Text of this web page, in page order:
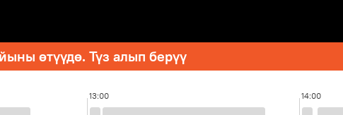
өтүүдө. Түз алып берүү
13:00 14:00